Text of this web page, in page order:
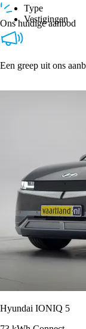
Type
Vestigingen
Ons huidige aanbod
Een greep uit ons
Hyundai IONIQ 5